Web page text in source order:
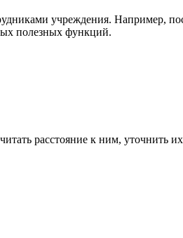
учреждения. Например,
полезных функций.
расстояние к ним, уточнить